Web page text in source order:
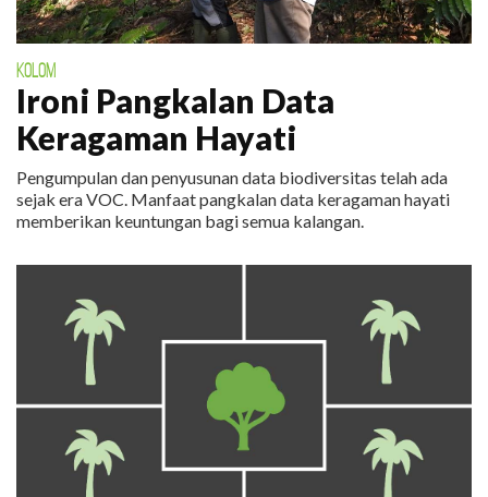
KOLOM
Ironi Pangkalan Data
Keragaman Hayati
Pengumpulan dan penyusunan data biodiversitas telah ada
sejak era VOC. Manfaat pangkalan data keragaman hayati
memberikan keuntungan bagi semua kalangan.